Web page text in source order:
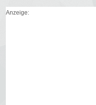
Anzeige: